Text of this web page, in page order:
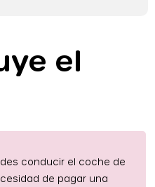
el
conducir el coche de
de pagar una